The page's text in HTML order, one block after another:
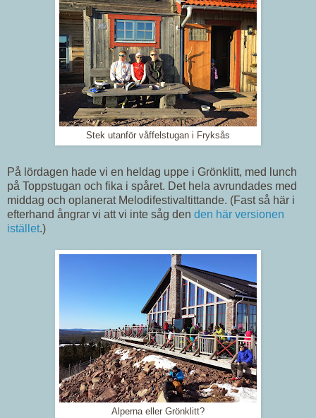
Stek utanför våffelstugan i Fryksås
På lördagen hade vi en heldag uppe i Grönklitt, med lunch
på Toppstugan och fika i spåret. Det hela avrundades med
middag och oplanerat Melodifestivaltittande. (Fast så här i
efterhand ångrar vi att vi inte såg den den här versionen
istället.)
Alperna eller Grönklitt?